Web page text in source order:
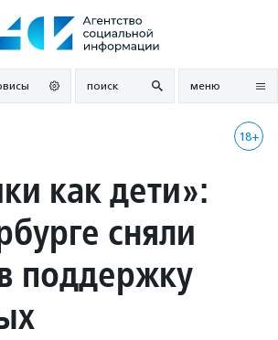
поиск меню
18+
как дети»:
сняли
поддержку